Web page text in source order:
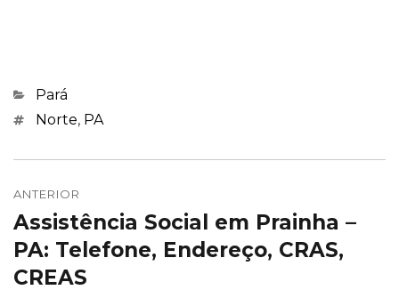
Categorias
Pará
Marcações
Norte, PA
de
Post
ANTERIOR
Post
anterior:
Assistência Social em Prainha –
PA: Telefone, Endereço, CRAS,
CREAS